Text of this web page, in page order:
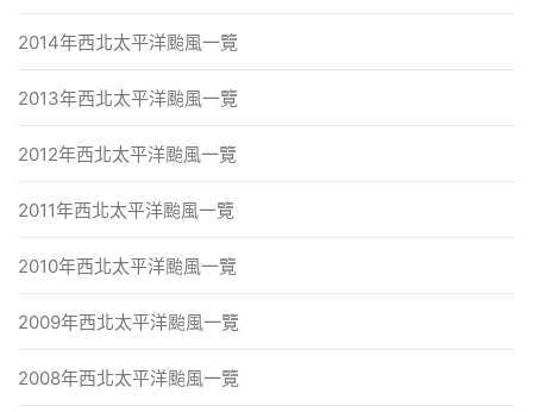
2014年西北太平洋颱風一覽
2013年西北太平洋颱風一覽
2012年西北太平洋颱風一覽
2011年西北太平洋颱風一覽
2010年西北太平洋颱風一覽
2009年西北太平洋颱風一覽
2008年西北太平洋颱風一覽